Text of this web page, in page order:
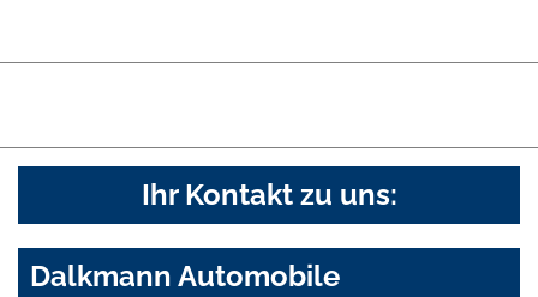
Ihr Kontakt zu uns:
Dalkmann Automobile